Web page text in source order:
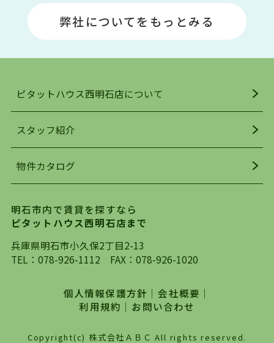
場や釣りスポットが多くあります。JR「大久保
駅」周辺には、ビブレ・イオンをはじめとした買
い物施設も多くあり、買い物にも困りません。
明石駅・西明石駅を中心に、明石市・神戸市西区
でお部屋探している方は、ぜひ当ＨＰにて物件を
お探しになってください。弊社は、スタッフの平
を行っており地域最大級の情報取扱量を誇ってお
ります。店頭で限られた物件をご紹介する、従来
自身でインターネットを利用し、理想のお部屋を
探していただき、選択していただいた物件情報に
対して、専門知識を持ったスタッフがサポートさ
せていただくスタイルを心がけております。私た
は、一度だけでは終わらない、お客様との末長い
お付き合いです。初めての一人暮らしから、就
職・ご結婚・売買物件の購入、などなど一生涯に
わたる、良きアドバイザーとして、地域に密着し
弊社についてをもっとみる
ピタットハウス西明石店について
スタッフ紹介
物件カタログ
明石市内で賃貸を探すなら
ピタットハウス西明石店まで
兵庫県明石市小久保2丁目2-13
TEL： 078-926-1112 FAX：078-926-1020
個人情報保護方針 ｜会社概要 ｜
利用規約 ｜ お問い合わせ
Copyright(c) 株式会社ＡＢＣ All rights reserved.